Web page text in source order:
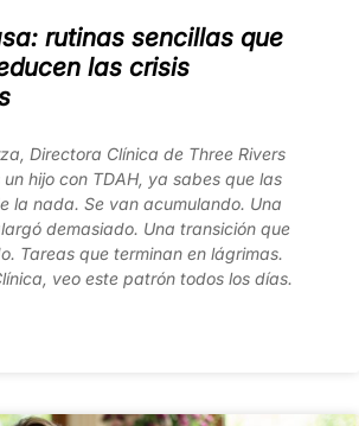
rutinas sencillas que
las crisis
Directora Clínica de Three Rivers
hijo con TDAH, ya sabes que las
la nada. Se van acumulando. Una
demasiado. Una transición que
Tareas que terminan en lágrimas.
veo este patrón todos los días.